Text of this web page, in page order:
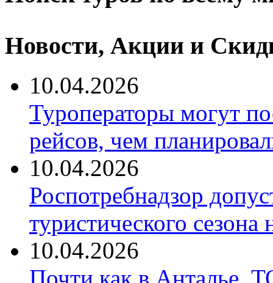
Новости, Акции и
10.04.2026
Туроператоры могут
рейсов, чем
10.04.2026
Роспотребнадзор
туристического
10.04.2026